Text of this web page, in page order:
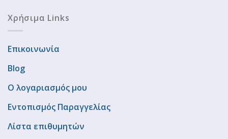
Χρήσιμα Links
Επικοινωνία
Blog
Ο λογαριασμός μου
Εντοπισμός Παραγγελίας
Λίστα επιθυμητών